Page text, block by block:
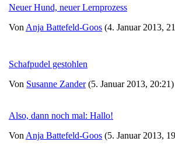
Neuer Hund, neuer Lernprozess
Von Anja Battefeld-Goos (4. Januar 2013,
Schafpudel gestohlen
Von Susanne Zander(5. Januar 2013, 20:21)
Also, dann noch mal: Hallo!
Von Anja Battefeld-Goos (5. Januar 2013,